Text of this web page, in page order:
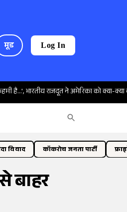
मूड Log In
राजदूत ने अमेरिका को क्या-क्या बताया?
विवाद कॉकरोच जनता पार्टी
बाहर